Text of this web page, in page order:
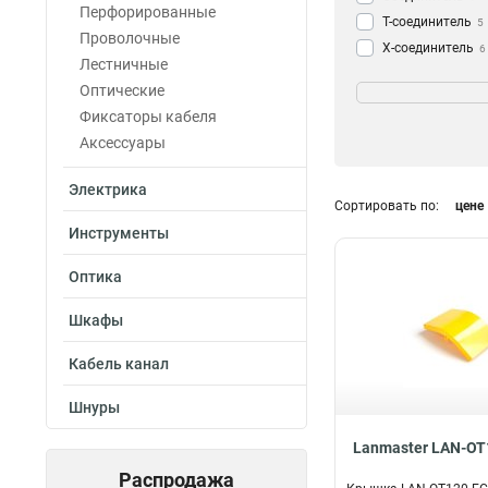
Перфорированные
Проволочные
Лестничные
Оптические
Фиксаторы кабеля
Аксессуары
Электрика
Инструменты
Оптика
Шкафы
Кабель канал
Шнуры
Распродажа
Т-соединитель 5
Х-соединитель 6
Крышка 23
100x360мм 2
Сортировать по: цене
Lanmaster LAN-